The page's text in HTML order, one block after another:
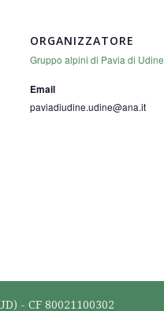
ORGANIZZATORE
Gruppo alpini di Pavia di Udine
Email
paviadiudine.udine@ana.it
- CF 80021100302